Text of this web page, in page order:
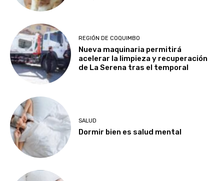
REGIÓN DE COQUIMBO
Nueva maquinaria permitirá
acelerar la limpieza y recuperación
de La Serena tras el temporal
SALUD
Dormir bien es salud mental